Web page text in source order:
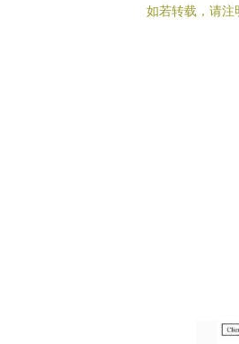
如若转载，请